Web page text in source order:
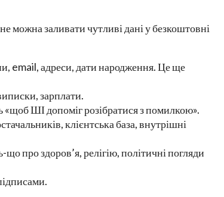
можна заливати чутливі дані у безкоштовні
email, адреси, дати народження. Це ще
зарплати.
ШІ допоміг розібратися з помилкою».
клієнтська база, внутрішні
про здоров’я, релігію, політичні погляди